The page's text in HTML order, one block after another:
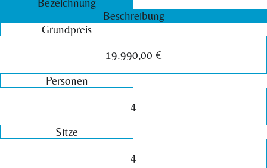
Beschreibung
Grundpreis
19.990,00 €
Personen
4
Sitze
4